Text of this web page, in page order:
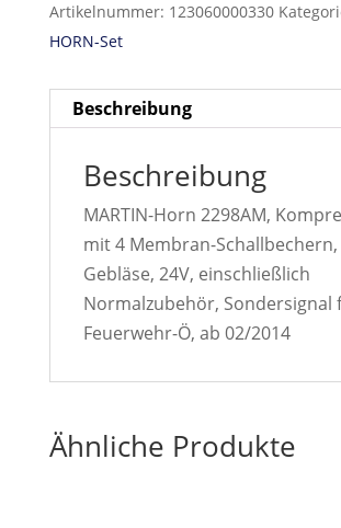
Artikelnummer: 123060000330
HORN-Set
Beschreibung
Beschreibung
MARTIN-Horn 2298AM,
mit 4 Membran-Schallbechern,
Gebläse, 24V, einschließlich
Normalzubehör, Sondersignal
Feuerwehr-Ö, ab 02/2014
Ähnliche Produkte